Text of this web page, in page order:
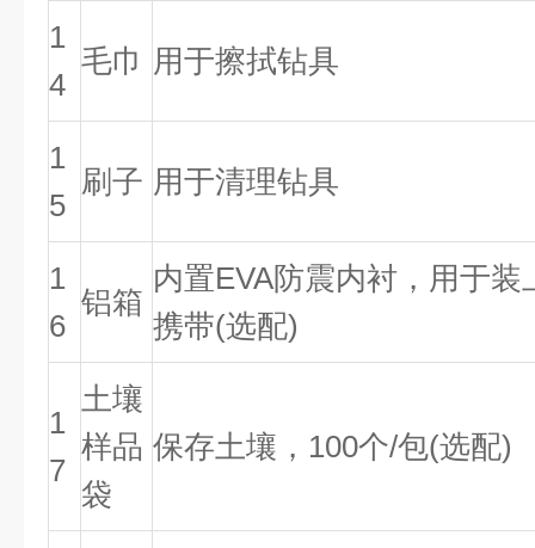
1
4
毛巾 用于擦拭钻具
1
5
刷子 用于清理钻具
1
6
铝箱
内置EVA防震内衬，用于
携带(选配)
1
7
土壤
样品
袋
保存土壤，100个/包(选配)